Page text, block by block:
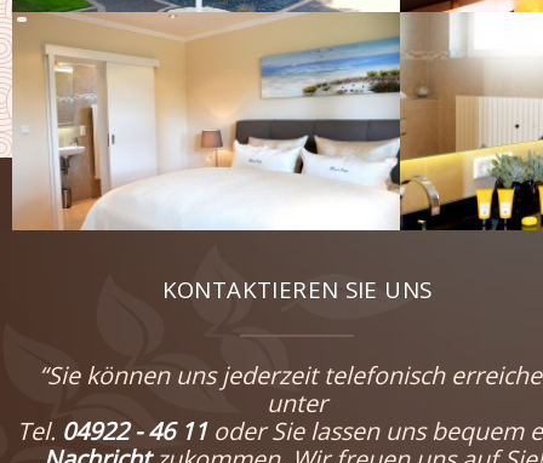
KONTAKTIEREN SIE UNS
“Sie können uns jederzeit telefonisch
unter
Tel. 04922 - 46 11oder Sie lassen uns bequem